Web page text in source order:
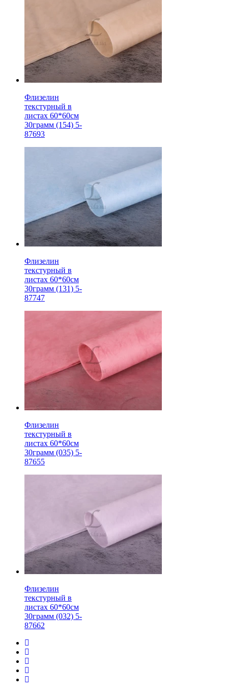
Флизелин
текстурный в
листах 60*60см
30грамм (154) 5-
87693
Флизелин
текстурный в
листах 60*60см
30грамм (131) 5-
87747
Флизелин
текстурный в
листах 60*60см
30грамм (035) 5-
87655
Флизелин
текстурный в
листах 60*60см
30грамм (032) 5-
87662